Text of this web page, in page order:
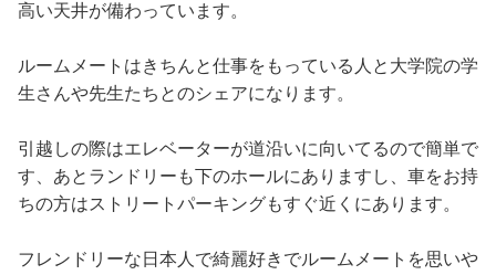
高い天井が備わっています。
ルームメートはきちんと仕事をもっている人と大学院の学
生さんや先生たちとのシェアになります。
引越しの際はエレベーターが道沿いに向いてるので簡単で
す、あとランドリーも下のホールにありますし、車をお持
ちの方はストリートパーキングもすぐ近くにあります。
フレンドリーな日本人で綺麗好きでルームメートを思いや